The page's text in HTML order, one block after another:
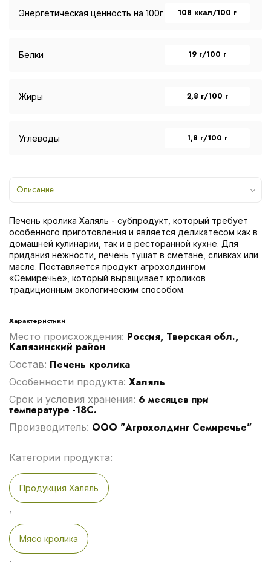
Энергетическая ценность на 100г 108 ккал/100 г
Белки 19 г/100 г
Жиры 2,8 г/100 г
Углеводы 1,8 г/100 г
Описание
Печень кролика Халяль - субпродукт, который требует
особенного приготовления и является деликатесом как в
домашней кулинарии, так и в ресторанной кухне. Для
придания нежности, печень тушат в сметане, сливках или
масле. Поставляется продукт агрохолдингом
«Семиречье», который выращивает кроликов
традиционным экологическим способом.
Характеристики
Место происхождения: Россия, Тверская обл.,
Калязинский район
Cостав: Печень кролика
Особенности продукта: Халяль
Срок и условия хранения: 6 месяцев при
температуре -18С.
Производитель: ООО "Агрохолдинг Семиречье"
Категории продукта:
Продукция Халяль
,
Мясо кролика
,